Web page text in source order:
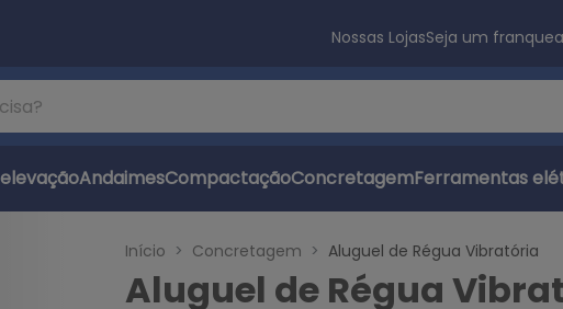
Nossas LojasSeja um
AndaimesCompactaçãoConcretagemFerramentas
Início Concretagem Aluguel de Régua Vibratória
Aluguel de Régua